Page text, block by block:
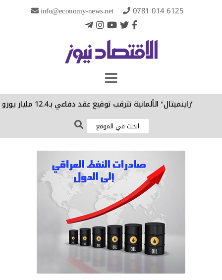
info@economy-news.net 0781 014 6125
تترقب توقيع عقد دفاعي بـ12.4 مليار يورو في ديسمبر